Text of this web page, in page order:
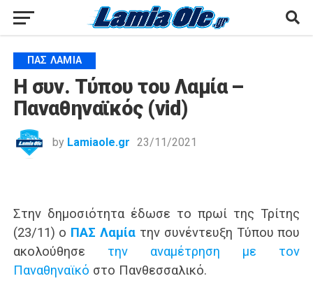
ΠΑΣ ΛΑΜΊΑ
Η συν. Τύπου του Λαμία –
Παναθηναϊκός (vid)
by Lamiaole.gr 23/11/2021
Στην δημοσιότητα έδωσε το πρωί της Τρίτης
(23/11) ο ΠΑΣ Λαμία την συνέντευξη Τύπου που
ακολούθησε την αναμέτρηση με τον
Παναθηναϊκό στο Πανθεσσαλικό.